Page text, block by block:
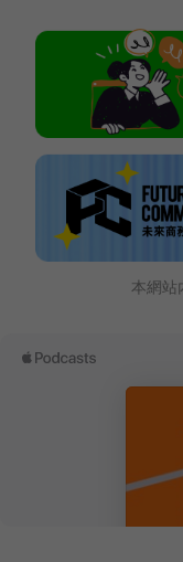
本網站